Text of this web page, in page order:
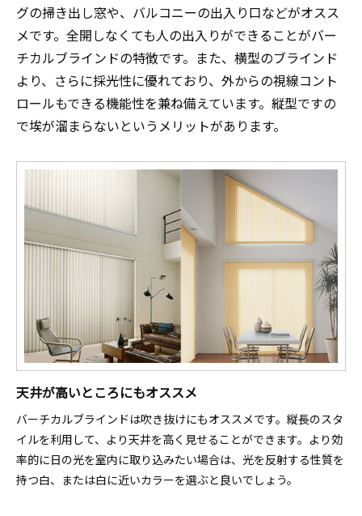
グの掃き出し窓や、バルコニーの出入り口などがオスス
メです。全開しなくても人の出入りができることがバー
チカルブラインドの特徴です。また、横型のブラインド
より、さらに採光性に優れており、外からの視線コント
ロールもできる機能性を兼ね備えています。縦型ですの
で埃が溜まらないというメリットがあります。
天井が高いところにもオススメ
バーチカルブラインドは吹き抜けにもオススメです。縦長のスタ
イルを利用して、より天井を高く見せることができます。より効
率的に日の光を室内に取り込みたい場合は、光を反射する性質を
持つ白、または白に近いカラーを選ぶと良いでしょう。